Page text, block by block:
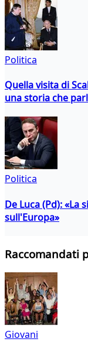
Politica
Quella visita di
una storia che
Politica
De Luca (Pd):
sull'Europa»
Raccomandati
Giovani